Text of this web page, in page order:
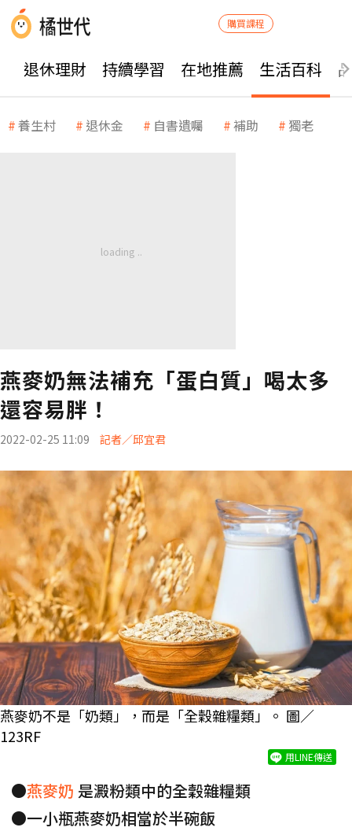
購買課程
退休理財 持續學習 在地推薦 生活百科
養生村 退休金 自書遺囑 補助 獨老
燕麥奶無法補充「蛋白質」喝太多
還容易胖！
2022-02-25 11:09 記者／邱宜君
燕麥奶不是「奶類」，而是「全穀雜糧類」。 圖／
123RF
用LINE傳送
●燕麥奶 是澱粉類中的全穀雜糧類
●一小瓶燕麥奶相當於半碗飯